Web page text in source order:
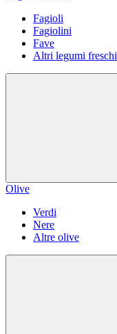
Fagioli
Fagiolini
Fave
Altri legumi freschi
Olive
Verdi
Nere
Altre olive